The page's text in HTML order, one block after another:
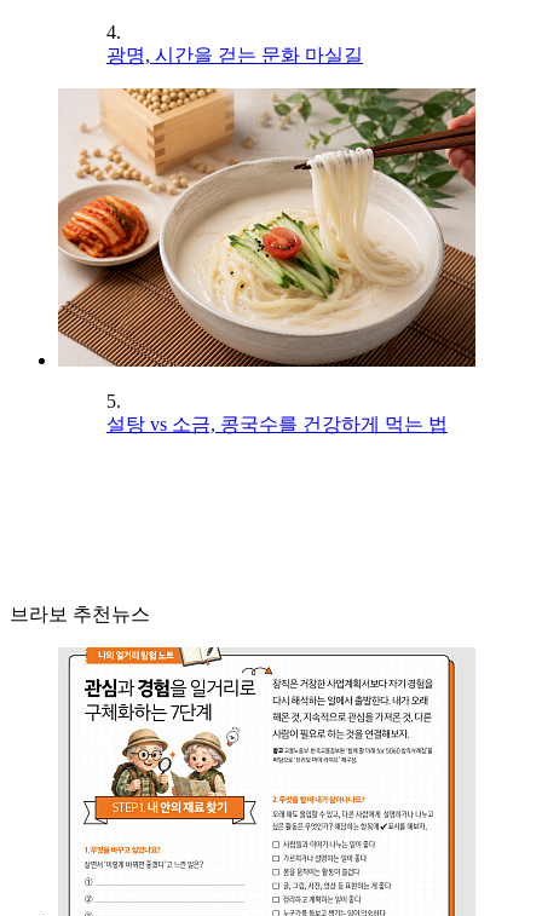
4.
광명, 시간을 걷는 문화 마실길
5.
설탕 vs 소금, 콩국수를 건강하게 먹는 법
브라보 추천뉴스